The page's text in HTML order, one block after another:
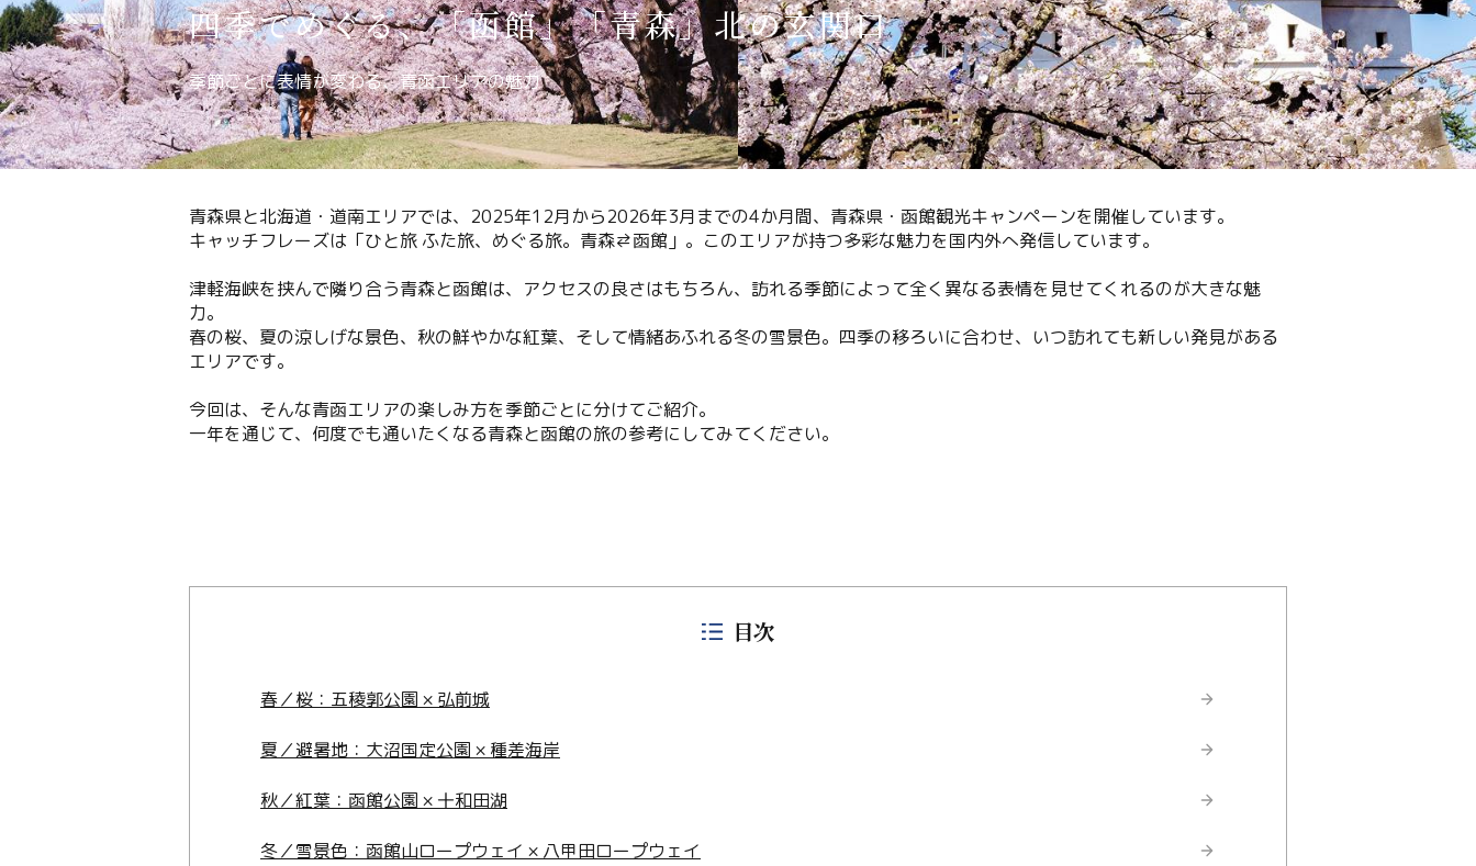
MICE・教育・観光事業者の皆様へ
四季でめぐる、「函館」「青森」北の玄関口
季節ごとに表情が変わる、青函エリアの魅力
青森県と北海道・道南エリアでは、2025年12月から2026年3月までの4か月間、青森県・函館観光キャンペーンを開催しています。
キャッチフレーズは「ひと旅 ふた旅、めぐる旅。青森⇄函館」。このエリアが持つ多彩な魅力を国内外へ発信しています。
津軽海峡を挟んで隣り合う青森と函館は、アクセスの良さはもちろん、訪れる季節によって全く異なる表情を見せてくれるのが大きな魅
力。
春の桜、夏の涼しげな景色、秋の鮮やかな紅葉、そして情緒あふれる冬の雪景色。四季の移ろいに合わせ、いつ訪れても新しい発見がある
エリアです。
今回は、そんな青函エリアの楽しみ方を季節ごとに分けてご紹介。
一年を通じて、何度でも通いたくなる青森と函館の旅の参考にしてみてください。
目次
春／桜：五稜郭公園 × 弘前城
夏／避暑地：大沼国定公園 × 種差海岸
秋／紅葉：函館公園 × 十和田湖
冬／雪景色：函館山ロープウェイ × 八甲田ロープウェイ